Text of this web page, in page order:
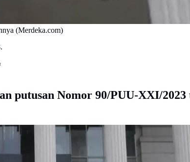
(Merdeka.com)
putusan Nomor 90/PUU-XXI/2023